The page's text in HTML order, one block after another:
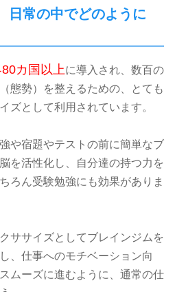
日常の中でどのように
カ国以上に導入され、数百の
態勢）を整えるための、とても
ズとして利用されています。
や宿題やテストの前に簡単なブ
を活性化し、自分達の持つ力を
ろん受験勉強にも効果がありま
ササイズとしてブレインジムを
、仕事へのモチベーション向
ムーズに進むように、通常の仕